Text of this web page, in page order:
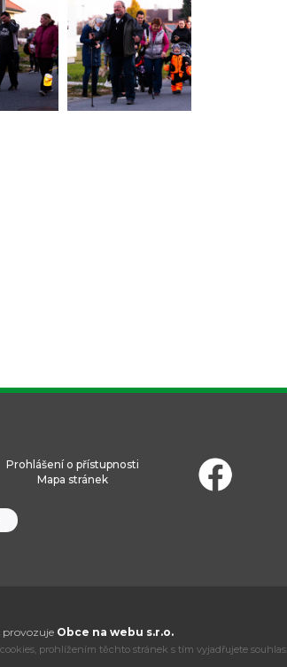
Prohlášení o přístupnosti
Mapa stránek
provozuje Obce na webu s.r.o.
prohlížením těchto stránek s tím vyjadřujete souhlas.